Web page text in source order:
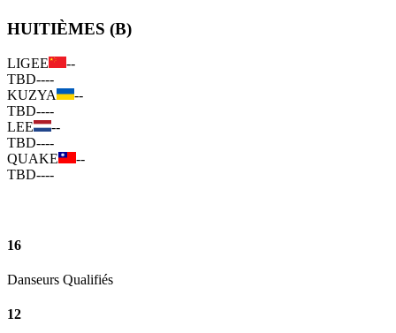
HUITIÈMES (B)
LIGEE
--
TBD----
KUZYA
--
TBD----
LEE
--
TBD----
QUAKE
--
TBD----
16
Danseurs Qualifiés
12